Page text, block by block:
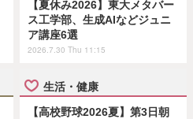
【夏休み2026】東大メタバー
ス工学部、生成AIなどジュニ
ア講座6選
2026.7.30 Thu 11:15
生活・健康
【高校野球2026夏】第3日朝